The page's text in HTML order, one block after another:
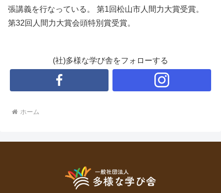
張講義を行なっている。 第1回松山市人間力大賞受賞。
第32回人間力大賞会頭特別賞受賞。
(社)多様な学び舎をフォローする
ホーム